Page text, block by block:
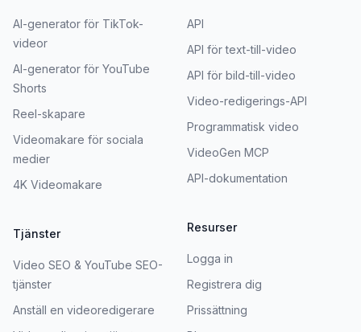
AI-generator för TikTok-
videor
AI-generator för YouTube
Shorts
Reel-skapare
Videomakare för sociala
medier
4K Videomakare
Tjänster
Video SEO & YouTube SEO-
tjänster
Anställ en videoredigerare
API
API för text-till-video
API för bild-till-video
Video-redigerings-API
Programmatisk video
VideoGen MCP
API-dokumentation
Resurser
Logga in
Registrera dig
Prissättning